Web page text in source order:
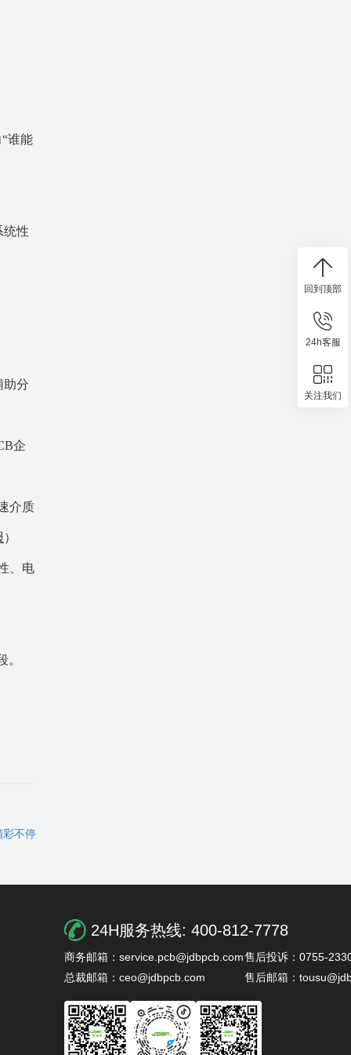
谁能
统性
助分
企
介质
）
、电
彩不停
24H服务热线: 400-812-7778
商务邮箱：service.pcb@jdbpcb.com售后投诉：0755-
总裁邮箱：ceo@jdbpcb.com
售后邮箱：
回到顶部
24h客服
关注我们